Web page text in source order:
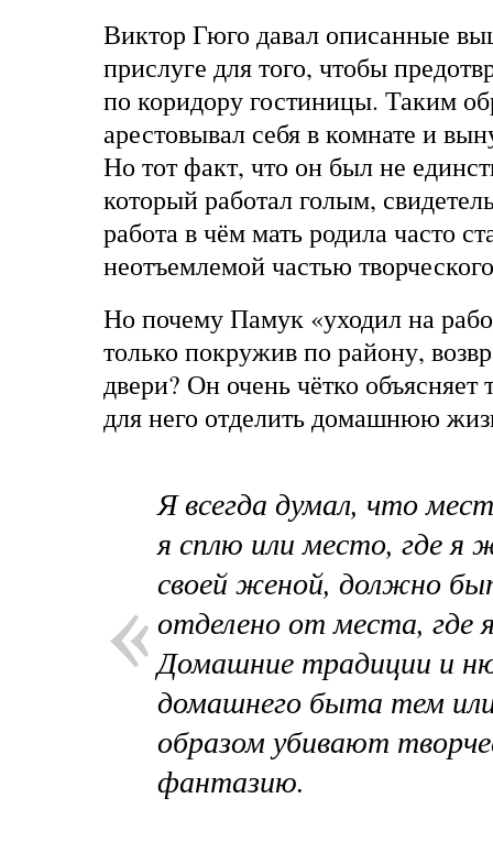
Виктор Гюго давал описанные
прислуге для того, чтобы
по коридору гостиницы. Таким
арестовывал себя в комнате и
Но тот факт, что он был не
который работал голым,
работа в чём мать родила часто
неотъемлемой частью
Но почему Памук «уходил на
только покружив по району,
двери? Он очень чётко
для него отделить домашнюю
Я всегда думал, что
я сплю или место, где я
своей женой, должно
отделено от места, где
Домашние традиции и
домашнего быта тем
образом убивают
фантазию.